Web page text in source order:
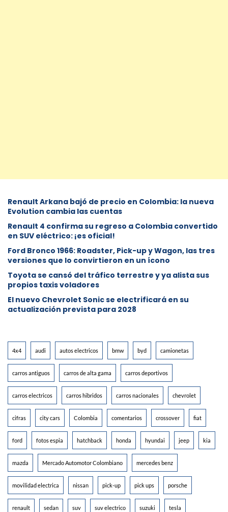
Renault Arkana bajó de precio en Colombia: la nueva
Evolution cambia las cuentas
Renault 4 confirma su regreso a Colombia convertido
en SUV eléctrico: ¡es oficial!
Ford Bronco 1966: Roadster, Pick-up y Wagon, las tres
versiones que lo convirtieron en un ícono
Toyota se cansó del tráfico terrestre y ya alista sus
propios taxis voladores
El nuevo Chevrolet Sonic se electrificará en su
actualización prevista para 2028
4x4 audi autos electricos bmw byd camionetas
carros antiguos carros de alta gama carros deportivos
carros electricos carros hibridos carros nacionales chevrolet
cifras city cars Colombia comentarios crossover fiat
ford fotos espia hatchback honda hyundai jeep kia
mazda Mercado Automotor Colombiano mercedes benz
movilidad electrica nissan pick-up pick ups porsche
renault sedan suv suv electrico suzuki tesla